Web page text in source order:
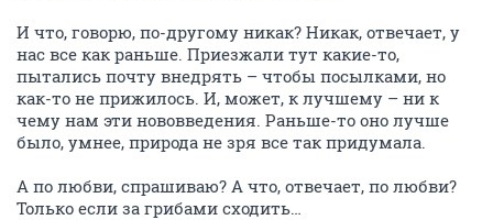
И что, говорю, по-другому никак? Никак, отвечает, у
нас все как раньше. Приезжали тут какие-то,
пытались почту внедрять – чтобы посылками, но
как-то не прижилось. И, может, к лучшему – ни к
чему нам эти нововведения. Раньше-то оно лучше
было, умнее, природа не зря все так придумала.
А по любви, спрашиваю? А что, отвечает, по любви?
Только если за грибами сходить…